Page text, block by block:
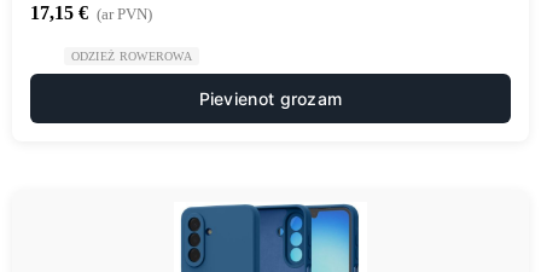
17,15 € (ar PVN)
ODZIEŻ ROWEROWA
Pievienot grozam